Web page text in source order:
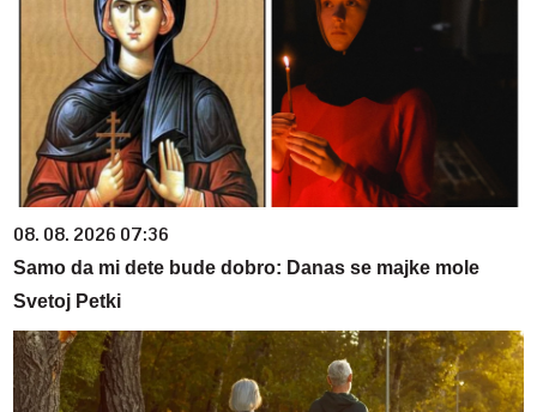
08. 08. 2026 07:36
Samo da mi dete bude dobro: Danas se majke mole
Svetoj Petki